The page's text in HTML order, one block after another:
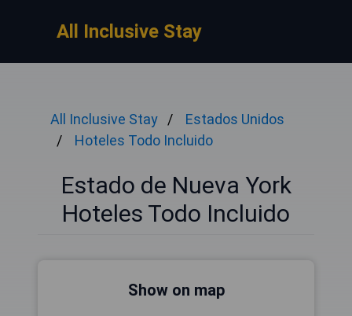
All Inclusive Stay
All Inclusive Stay
Estados Unidos
Hoteles Todo Incluido
Estado de Nueva York
Hoteles Todo Incluido
Show on map